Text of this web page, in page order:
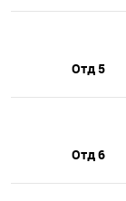
Отд 5
Отд 6